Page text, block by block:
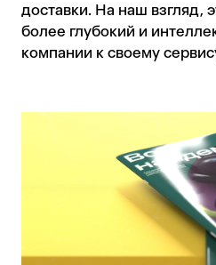
доставки. На наш взгляд,
более глубокий и
компании к своему